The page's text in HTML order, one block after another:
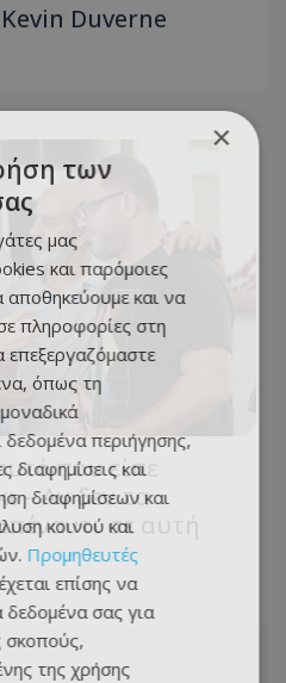
Duverne
που είπε
– Αν δεν τα
σε αυτή
×
των
μας
και παρόμοιες
αποθηκεύουμε και να
πληροφορίες στη
επεξεργαζόμαστε
όπως τη
δεδομένα περιήγησης,
διαφημίσεις και
διαφημίσεων και
κοινού και
Προμηθευτές
επίσης να
δεδομένα σας για
σκοπούς,
της χρήσης